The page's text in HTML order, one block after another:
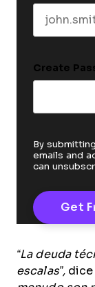
Create
By
emails and
can
“La deuda
escalas”,dice